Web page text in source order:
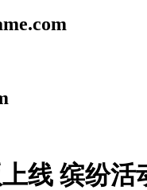
上线 缤纷